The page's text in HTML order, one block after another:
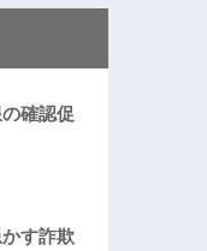
確認促
す詐欺